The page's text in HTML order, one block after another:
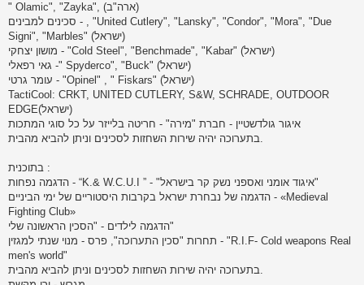
" Olamic", "Zayka", (ארה"ב)
סכינים למבינים - , "United Cutlery", "Lansky", "Condor", "Mora", "Due
Signi", "Marbles" (ישראל)
מושון יצחקי - "Cold Steel", "Benchmade", "Kabar" (ישראל)
גאי רפאלי -" Spyderco", "Buck" (ישראל)
עומר גרטי - "Opinel" , " Fiskars" (ישראל)
TactiCool: CRKT, UNITED CUTLERY, S&W, SCHRADE, OUTDOOR
EDGE(ישראל)
איגור גולדשטיין - חברת "מירה" - חריטה בלייזר על כל סוגי המתכות
בתערוכה יהיה שירות השחזות לסכינים וניתן להביא מהבית.
בתוכנית :
הדגמה נפחות - “K.& W.C.U.I ” - "איגוד אומני ואספני נשק קר בישראל"
הדגמה של נבחרת ישראל בקרבות היסטוריים של ימי הביניים - «Medieval
Fighting Club»
הדגמה לילדים - "הסכין הראשונה שלי"
תחרות "סכין התערוכה", פרס - מנוי שנתי למגזין - "R.I.F- Cold weapons Real
men's world"
בתערוכה יהיה שירות השחזות לסכינים וניתן להביא מהבית.